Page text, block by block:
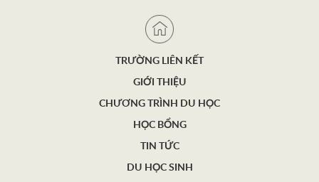
TRƯỜNG LIÊN KẾT
GIỚI THIỆU
CHƯƠNG TRÌNH DU HỌC
HỌC BỔNG
TIN TỨC
DU HỌC SINH